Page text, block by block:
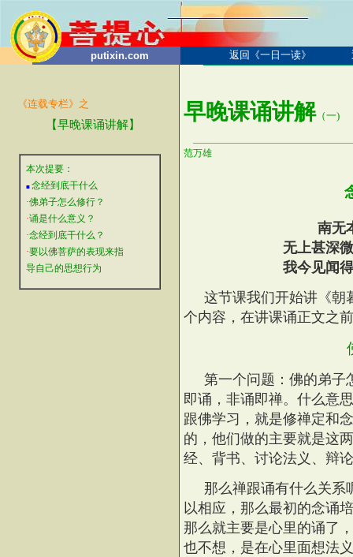
putixin.com 返回《一日一读》
早晚课诵讲解（一)
范万雄
南无
无上甚深
我今见闻
这节课我们开始讲《朝
个内容，在讲课诵正文之
第一个问题：佛的弟子
即诵，非诵即禅。什么意
跟佛学习，就是修禅定和
的，他们做的主要就是这
经、背书、讨论法义、辩
那么禅跟诵有什么关系
以相应，那么最初的念诵
那么就主要是心里的诵了
也不想，是在心里面想法
《连载专栏》之
【早晚课诵讲解】
本次提要：
■ 念经到底干什么
·佛弟子怎么修行？
·诵是什么意义？
·念经到底干什么？
·要以佛菩萨的表现来指
导自己的思想行为